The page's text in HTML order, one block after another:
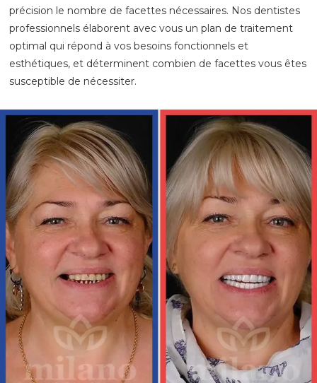
précision le nombre de facettes nécessaires. Nos dentistes
professionnels élaborent avec vous un plan de traitement
optimal qui répond à vos besoins fonctionnels et
esthétiques, et déterminent combien de facettes vous êtes
susceptible de nécessiter.